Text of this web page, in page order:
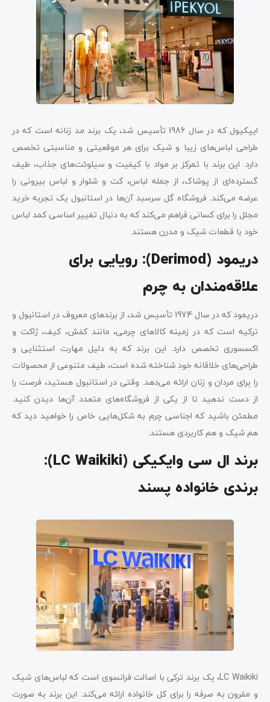
ایپکیول که در سال 1986 تأسیس شد، یک برند مد زنانه است که در
طراحی لباس‌های زیبا و شیک برای هر موقعیتی و مناسبتی تخصص
دارد. این برند با تمرکز بر مواد با کیفیت و سیلوئت‌های جذاب، طیف
گسترده‌ای از پوشاک، از جمله لباس، کت و شلوار و لباس بیرونی را
عرضه می‌کند. فروشگاه گل سرسبد آن‌ها در استانبول یک تجربه خرید
مجلل را برای کسانی فراهم می‌کند که به دنبال تغییر اساسی کمد لباس
خود با قطعات شیک و مدرن هستند.
دریمود (Derimod): رویایی برای
علاقه‌مندان به چرم
دریمود که در سال 1974 تأسیس شد، از برندهای معروف در استانبول و
ترکیه است که در زمینه کالاهای چرمی، مانند کفش، کیف، ژاکت و
اکسسوری تخصص دارد. این برند که به دلیل مهارت استثنایی و
طراحی‌های خلاقانه خود شناخته شده است، طیف متنوعی از محصولات
را برای مردان و زنان ارائه می‌دهد. وقتی در استانبول هستید، فرصت را
از دست ندهید تا از یکی از فروشگاه‌های متعدد آن‌ها دیدن کنید.
مطمئن باشید که اجناسی چرم به شکل‌هایی خاص را خواهید دید که
هم شیک و هم کاربردی هستند.
برند ال سی وایکیکی (LC Waikiki
):
برندی خانواده پسند
LC Waikiki، یک برند ترکی با اصالت فرانسوی است که لباس‌های شیک
و مقرون به صرفه را برای کل خانواده ارائه می‌کند. این برند به صورت